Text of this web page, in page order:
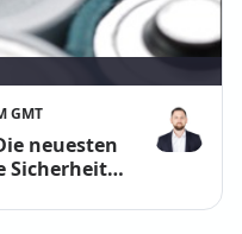
GMT
neuesten
Sicherheit
Florian Holz